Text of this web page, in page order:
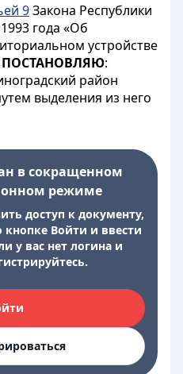
9Закона Республики
года «Об
устройстве
ПОСТАНОВЛЯЮ:
район
выделения из него
в сокращенном
режиме
доступ к документу,
Войти и ввести
у вас нет логина и